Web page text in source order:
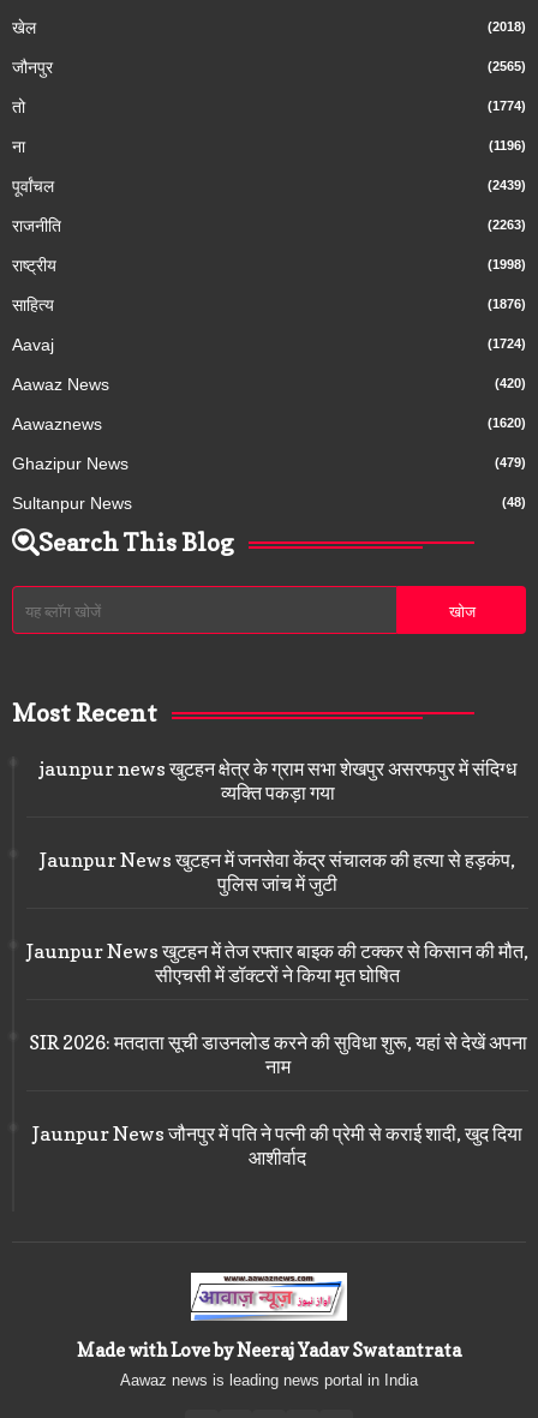
खेल (2018)
जौनपुर (2565)
तो (1774)
ना (1196)
पूर्वांचल (2439)
राजनीति (2263)
राष्ट्रीय (1998)
साहित्य (1876)
Aavaj (1724)
Aawaz News (420)
Aawaznews (1620)
Ghazipur News (479)
Sultanpur News (48)
Search This Blog
Most Recent
jaunpur news खुटहन क्षेत्र के ग्राम सभा शेखपुर असरफपुर में संदिग्ध
व्यक्ति पकड़ा गया
Jaunpur News खुटहन में जनसेवा केंद्र संचालक की हत्या से हड़कंप,
पुलिस जांच में जुटी
Jaunpur News खुटहन में तेज रफ्तार बाइक की टक्कर से किसान की मौत,
सीएचसी में डॉक्टरों ने किया मृत घोषित
SIR 2026: मतदाता सूची डाउनलोड करने की सुविधा शुरू, यहां से देखें अपना
नाम
Jaunpur News जौनपुर में पति ने पत्नी की प्रेमी से कराई शादी, खुद दिया
आशीर्वाद
Made with Love by Neeraj Yadav Swatantrata
Aawaz news is leading news portal in India